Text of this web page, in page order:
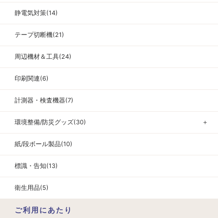
静電気対策(14)
テープ切断機(21)
周辺機材＆工具(24)
印刷関連(6)
計測器・検査機器(7)
環境整備/防災グッズ(30) ＋
紙/段ボール製品(10)
標識・告知(13)
衛生用品(5)
ご利用にあたり